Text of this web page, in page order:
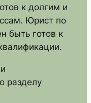
к долгим и
Юрист по
быть готов к
разделу